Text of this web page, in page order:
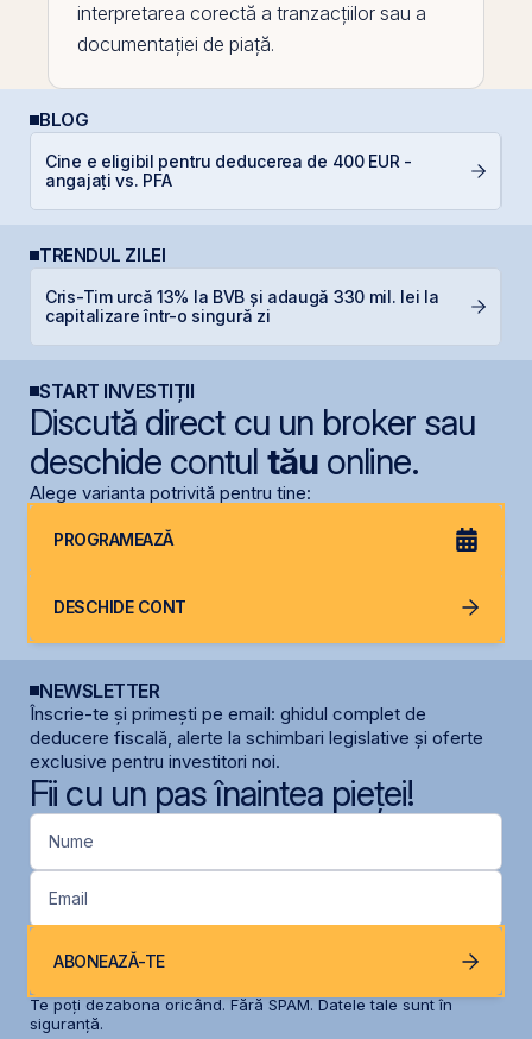
interpretarea corectă a tranzacțiilor sau a
documentației de piață.
BLOG
Cine e eligibil pentru deducerea de 400 EUR -
angajați vs. PFA
TRENDUL ZILEI
Cris-Tim urcă 13% la BVB și adaugă 330 mil. lei la
capitalizare într-o singură zi
START INVESTIȚII
Discută direct cu un broker sau
deschide contul tăuonline.
Alege varianta potrivită pentru tine:
PROGRAMEAZĂ
DESCHIDE CONT
NEWSLETTER
Înscrie-te și primești pe email: ghidul complet de
deducere fiscală, alerte la schimbari legislative și oferte
exclusive pentru investitori noi.
Fii cu un pas înaintea pieței!
Nume
Email
ABONEAZĂ-TE
Te poți dezabona oricând. Fără SPAM. Datele tale sunt în
siguranță.